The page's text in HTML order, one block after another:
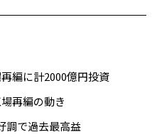
編に計2000億円投資
再編の動き
調で過去最高益